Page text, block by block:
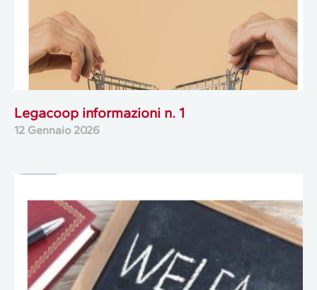
Legacoop informazioni n. 1
12 Gennaio 2026